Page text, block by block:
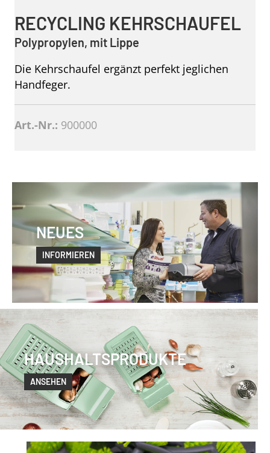
RECYCLING KEHRSCHAUFEL
Polypropylen, mit Lippe
Die Kehrschaufel ergänzt perfekt jeglichen
Handfeger.
Art.-Nr.: 900000
NEUES
INFORMIEREN
HAUSHALTSPRODUKTE
ANSEHEN